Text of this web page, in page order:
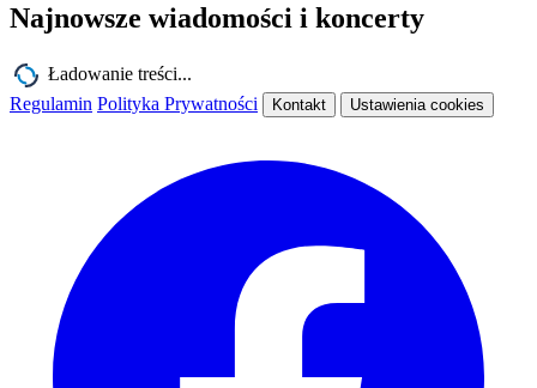
Najnowsze wiadomości i koncerty
Ładowanie treści...
Regulamin Polityka Prywatności Kontakt Ustawienia cookies